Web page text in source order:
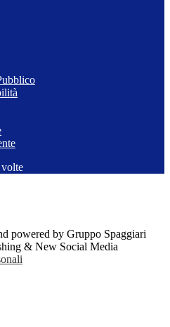
volte
powered by Gruppo Spaggiari
& New Social Media